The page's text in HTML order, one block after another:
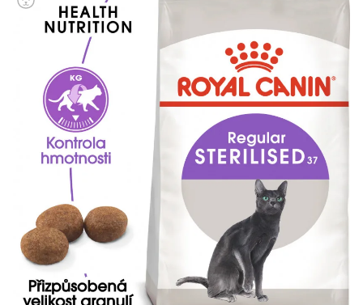
Dárkové poukazy
Klinika Veterix
777 319 516 (Po–Pá, 9–19h; So–Ne, 9–14h)
info@veterix.cz
E-shop Veterix
777 319 517 (Po–Pá, 8–15h)
eshop@veterix.cz